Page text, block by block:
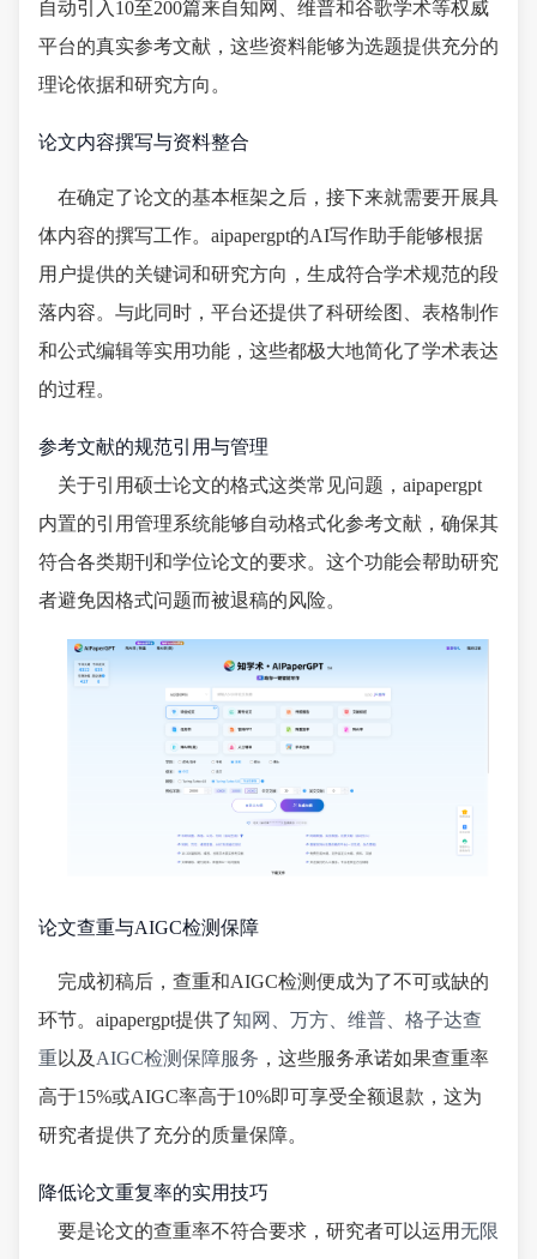
自动引入10至200篇来自知网、维普和谷歌学术等权威
平台的真实参考文献，这些资料能够为选题提供充分的
理论依据和研究方向。
论文内容撰写与资料整合
在确定了论文的基本框架之后，接下来就需要开展具
体内容的撰写工作。aipapergpt的AI写作助手能够根据
用户提供的关键词和研究方向，生成符合学术规范的段
落内容。与此同时，平台还提供了科研绘图、表格制作
和公式编辑等实用功能，这些都极大地简化了学术表达
的过程。
参考文献的规范引用与管理
关于引用硕士论文的格式这类常见问题，aipapergpt
内置的引用管理系统能够自动格式化参考文献，确保其
符合各类期刊和学位论文的要求。这个功能会帮助研究
者避免因格式问题而被退稿的风险。
论文查重与AIGC检测保障
完成初稿后，查重和AIGC检测便成为了不可或缺的
环节。aipapergpt提供了知网、万方、维普、格子达查
重 以及 AIGC检测保障服务 ，这些服务承诺如果查重率
高于15%或AIGC率高于10%即可享受全额退款，这为
研究者提供了充分的质量保障。
降低论文重复率的实用技巧
要是论文的查重率不符合要求，研究者可以运用无限